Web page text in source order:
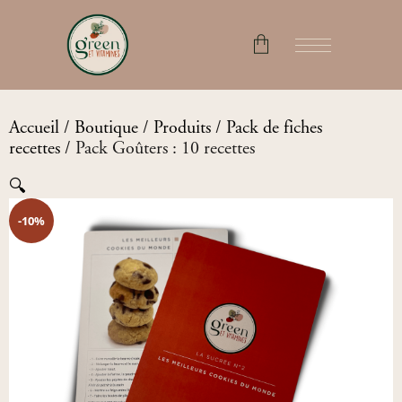
No products in the cart.
Accueil / Boutique / Produits / Pack de fiches
recettes / Pack Goûters : 10 recettes
🔍
-10%